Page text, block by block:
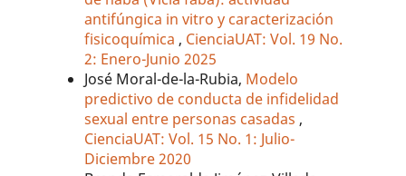
antifúngica in vitro y caracterización
fisicoquímica , CienciaUAT: Vol. 19 No.
2: Enero-Junio 2025
José Moral-de-la-Rubia, Modelo
predictivo de conducta de infidelidad
sexual entre personas casadas ,
CienciaUAT: Vol. 15 No. 1: Julio-
Diciembre 2020